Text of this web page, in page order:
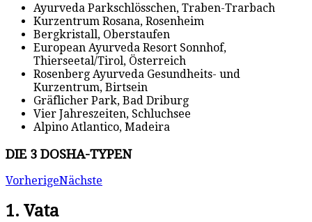
Ayurveda Parkschlösschen, Traben-Trarbach
Kurzentrum Rosana, Rosenheim
Bergkristall, Oberstaufen
European Ayurveda Resort Sonnhof,
Thierseetal/Tirol, Österreich
Rosenberg Ayurveda Gesundheits- und
Kurzentrum, Birtsein
Gräflicher Park, Bad Driburg
Vier Jahreszeiten, Schluchsee
Alpino Atlantico, Madeira
DIE 3 DOSHA-TYPEN
VorherigeNächste
1. Vata